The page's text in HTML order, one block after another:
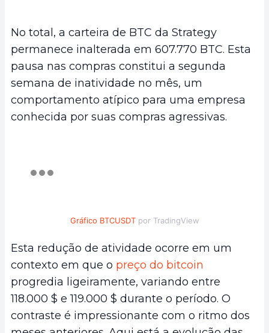
No total, a carteira de BTC da Strategy
permanece inalterada em 607.770 BTC. Esta
pausa nas compras constitui a segunda
semana de inatividade no mês, um
comportamento atípico para uma empresa
conhecida por suas compras agressivas.
Gráfico BTCUSDTpor TradingView
Esta redução de atividade ocorre em um
contexto em que o preço do bitcoin
progredia ligeiramente, variando entre
118.000 $ e 119.000 $ durante o período. O
contraste é impressionante com o ritmo dos